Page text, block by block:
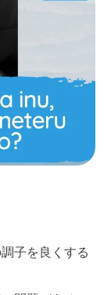
子を良くする